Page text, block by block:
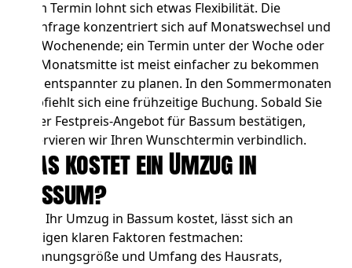
Beim Termin lohnt sich etwas Flexibilität. Die
Nachfrage konzentriert sich auf Monatswechsel und
das Wochenende; ein Termin unter der Woche oder
zur Monatsmitte ist meist einfacher zu bekommen
und entspannter zu planen. In den Sommermonaten
empfiehlt sich eine frühzeitige Buchung. Sobald Sie
unser Festpreis-Angebot für Bassum bestätigen,
reservieren wir Ihren Wunschtermin verbindlich.
Was kostet ein Umzug in
Bassum?
Was Ihr Umzug in Bassum kostet, lässt sich an
wenigen klaren Faktoren festmachen:
Wohnungsgröße und Umfang des Hausrats,